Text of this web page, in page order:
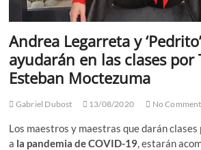
Andrea Legarreta y
ayudarán en las clases por
Esteban Moctezuma
Gabriel Dubost 13/08/2020 No
Los maestros y maestras que darán
a la pandemia de COVID-19, estarán